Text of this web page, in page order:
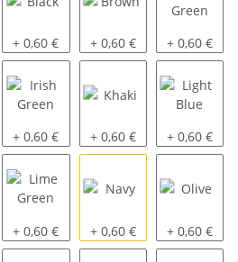
Black
+ 0,60 € Brown
+ 0,60 € Dark Green
+ 0,60 €
Irish Green
+ 0,60 € Khaki
+ 0,60 € Light Blue
+ 0,60 €
Lime Green
+ 0,60 € Navy
+ 0,60 € Olive
+ 0,60 €